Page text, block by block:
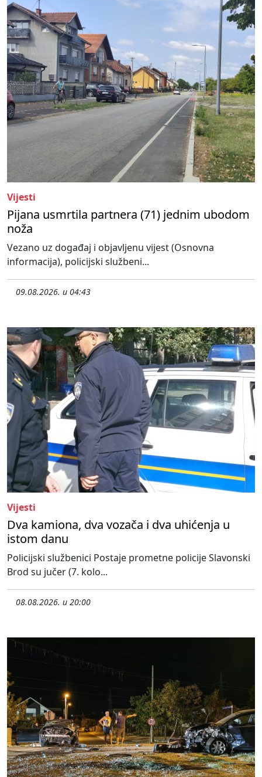
Vijesti
Pijana usmrtila partnera (71) jednim ubodom
noža
Vezano uz događaj i objavljenu vijest (Osnovna
informacija), policijski službeni...
09.08.2026. u 04:43
Vijesti
Dva kamiona, dva vozača i dva uhićenja u
istom danu
Policijski službenici Postaje prometne policije Slavonski
Brod su jučer (7. kolo...
08.08.2026. u 20:00